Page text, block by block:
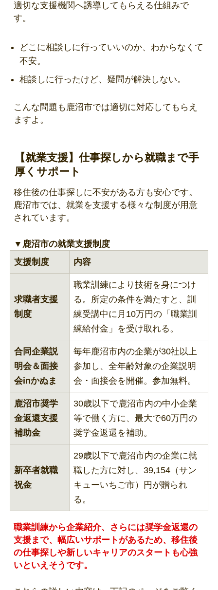
適切な支援機関へ誘導してもらえる仕組みで
す。
どこに相談しに行っていいのか、わからなくて
不安。
相談しに行ったけど、疑問が解決しない。
こんな問題も鹿沼市では適切に対応してもらえ
ますよ。
【就業支援】仕事探しから就職まで手
厚くサポート
移住後の仕事探しに不安がある方も安心です。
鹿沼市では、就業を支援する様々な制度が用意
されています。
▼鹿沼市の就業支援制度
支援制度
内容
求職者支援
制度
職業訓練により技術を身につけ
る。所定の条件を満たすと、訓
練受講中に月10万円の「職業訓
練給付金」を受け取れる。
合同企業説
明会＆面接
会inかぬま
毎年鹿沼市内の企業が30社以上
参加し、全年齢対象の企業説明
会・面接会を開催。参加無料。
鹿沼市奨学
金返還支援
補助金
30歳以下で鹿沼市内の中小企業
等で働く方に、最大で60万円の
奨学金返還を補助。
新卒者就職
祝金
29歳以下で鹿沼市内の企業に就
職した方に対し、39,154（サン
キューいちご市）円が贈られ
る。
職業訓練から企業紹介、さらには奨学金返還の
支援まで、幅広いサポートがあるため、移住後
の仕事探しや新しいキャリアのスタートも心強
いといえそうです。